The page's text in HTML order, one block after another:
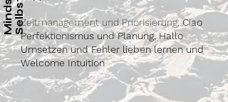
Zeitmanagement und Priorisierung;Ciao
Perfektionismus und Planung, Hallo
Umsetzen und Fehler lieben lernen und
Welcome Intuition